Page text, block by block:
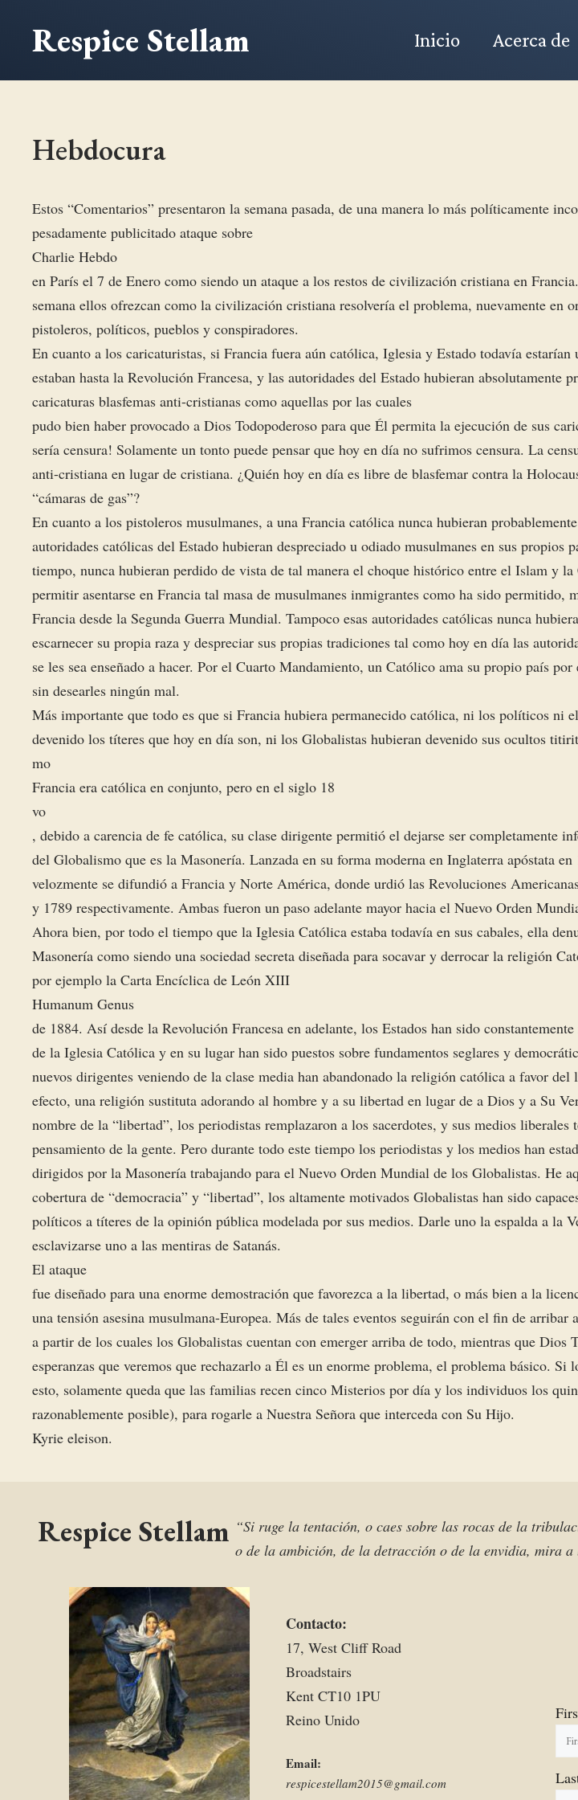
Respice Stellam Inicio Acerca de
Hebdocura
Estos “Comentarios” presentaron la semana pasada, de una manera lo más políticamente
pesadamente publicitado ataque sobre
Charlie Hebdo
en París el 7 de Enero como siendo un ataque a los restos de civilización cristiana en
semana ellos ofrezcan como la civilización cristiana resolvería el problema, nuevamente en
pistoleros, políticos, pueblos y conspiradores.
En cuanto a los caricaturistas, si Francia fuera aún católica, Iglesia y Estado todavía estarían
estaban hasta la Revolución Francesa, y las autoridades del Estado hubieran absolutamente
caricaturas blasfemas anti-cristianas como aquellas por las cuales
pudo bien haber provocado a Dios Todopoderoso para que Él permita la ejecución de sus
sería censura! Solamente un tonto puede pensar que hoy en día no sufrimos censura. La
anti-cristiana en lugar de cristiana. ¿Quién hoy en día es libre de blasfemar contra la
“cámaras de gas”?
En cuanto a los pistoleros musulmanes, a una Francia católica nunca hubieran
autoridades católicas del Estado hubieran despreciado u odiado musulmanes en sus propios
tiempo, nunca hubieran perdido de vista de tal manera el choque histórico entre el Islam y
permitir asentarse en Francia tal masa de musulmanes inmigrantes como ha sido permitido,
Francia desde la Segunda Guerra Mundial. Tampoco esas autoridades católicas nunca
escarnecer su propia raza y despreciar sus propias tradiciones tal como hoy en día las
se les sea enseñado a hacer. Por el Cuarto Mandamiento, un Católico ama su propio país
sin desearles ningún mal.
Más importante que todo es que si Francia hubiera permanecido católica, ni los políticos ni
devenido los títeres que hoy en día son, ni los Globalistas hubieran devenido sus ocultos
mo
Francia era católica en conjunto, pero en el siglo 18
vo
, debido a carencia de fe católica, su clase dirigente permitió el dejarse ser completamente
del Globalismo que es la Masonería. Lanzada en su forma moderna en Inglaterra apóstata
velozmente se difundió a Francia y Norte América, donde urdió las Revoluciones
y 1789 respectivamente. Ambas fueron un paso adelante mayor hacia el Nuevo Orden
Ahora bien, por todo el tiempo que la Iglesia Católica estaba todavía en sus cabales, ella
Masonería como siendo una sociedad secreta diseñada para socavar y derrocar la religión
por ejemplo la Carta Encíclica de León XIII
Humanum Genus
de 1884. Así desde la Revolución Francesa en adelante, los Estados han sido constantemente
de la Iglesia Católica y en su lugar han sido puestos sobre fundamentos seglares y
nuevos dirigentes veniendo de la clase media han abandonado la religión católica a favor del
efecto, una religión sustituta adorando al hombre y a su libertad en lugar de a Dios y a Su
nombre de la “libertad”, los periodistas remplazaron a los sacerdotes, y sus medios liberales
pensamiento de la gente. Pero durante todo este tiempo los periodistas y los medios han
dirigidos por la Masonería trabajando para el Nuevo Orden Mundial de los Globalistas. He
cobertura de “democracia” y “libertad”, los altamente motivados Globalistas han sido
políticos a títeres de la opinión pública modelada por sus medios. Darle uno la espalda a la
esclavizarse uno a las mentiras de Satanás.
El ataque
fue diseñado para una enorme demostración que favorezca a la libertad, o más bien a la
una tensión asesina musulmana-Europea. Más de tales eventos seguirán con el fin de arribar
a partir de los cuales los Globalistas cuentan con emerger arriba de todo, mientras que Dios
esperanzas que veremos que rechazarlo a Él es un enorme problema, el problema básico. Si
esto, solamente queda que las familias recen cinco Misterios por día y los individuos los
razonablemente posible), para rogarle a Nuestra Señora que interceda con Su Hijo.
Kyrie eleison.
Respice Stellam “Si ruge la tentación, o caes sobre las rocas de la
o de la ambición, de la detracción o de la envidia, mira
Contacto:
17, West Cliff Road
Broadstairs
Kent CT10 1PU
Reino Unido
Email:
respicestellam2015@gmail.com